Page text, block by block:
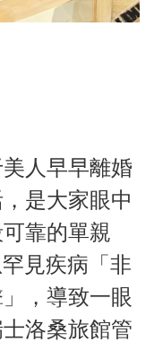
人早早離婚
是大家眼中
靠的單親
見疾病「非
，導致一眼
洛桑旅館管